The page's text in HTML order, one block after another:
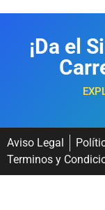
¡Da el
Aviso Legal
Terminos y